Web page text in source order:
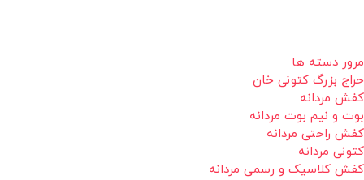
مرور دسته ها
حراج بزرگ کتونی خان
کفش مردانه
بوت و نیم بوت مردانه
کفش راحتی مردانه
کتونی مردانه
کفش کلاسیک و رسمی مردانه